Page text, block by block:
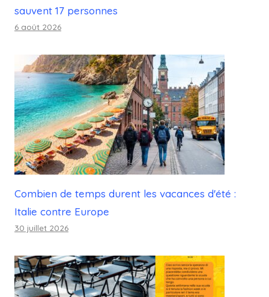
sauvent 17 personnes
6 août 2026
Combien de temps durent les vacances d'été :
Italie contre Europe
30 juillet 2026